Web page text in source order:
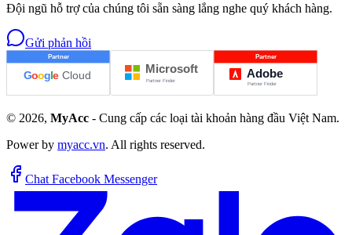
Đội ngũ hỗ trợ của chúng tôi sẵn sàng lắng nghe quý khách hàng.
Gửi phản hồi
© 2026, MyAcc - Cung cấp các loại tài khoản hàng đầu Việt Nam.
Power by myacc.vn. All rights reserved.
Chat Facebook Messenger